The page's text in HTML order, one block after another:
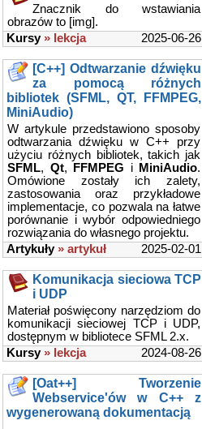
Znacznik do wstawiania
obrazów to [img].
2025-06-26
Kursy » lekcja
[C++] Odtwarzanie dźwięku
za pomocą różnych
bibliotek (SFML, QT, FFMPEG,
MiniAudio)
W artykule przedstawiono sposoby
odtwarzania dźwięku w C++ przy
użyciu różnych bibliotek, takich jak
SFML, Qt, FFMPEG i MiniAudio.
Omówione zostały ich zalety,
zastosowania oraz przykładowe
implementacje, co pozwala na łatwe
porównanie i wybór odpowiedniego
rozwiązania do własnego projektu.
2025-02-01
Artykuły » artykuł
Komunikacja sieciowa TCP
i UDP
Materiał poświęcony narzędziom do
komunikacji sieciowej TCP i UDP,
dostępnym w bibliotece SFML 2.x.
2024-08-26
Kursy » lekcja
[Oat++] Tworzenie
Webservice'ów w C++ z
wygenerowaną dokumentacją